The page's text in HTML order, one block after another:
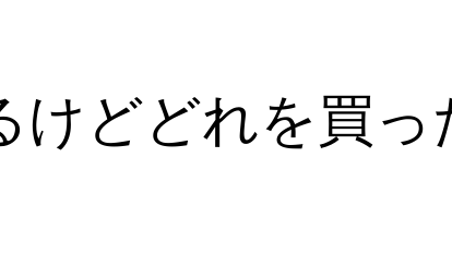
けどどれを買